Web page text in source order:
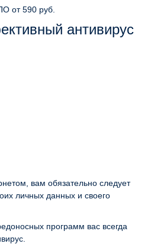
от 590 руб.
антивирус
вам обязательно следует
личных данных и своего
программ вас всегда